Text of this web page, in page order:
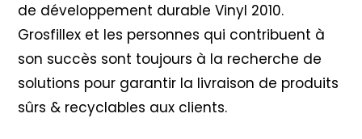
de développement durable Vinyl 2010.
Grosfillex et les personnes qui contribuent à
son succès sont toujours à la recherche de
solutions pour garantir la livraison de produits
sûrs & recyclables aux clients.